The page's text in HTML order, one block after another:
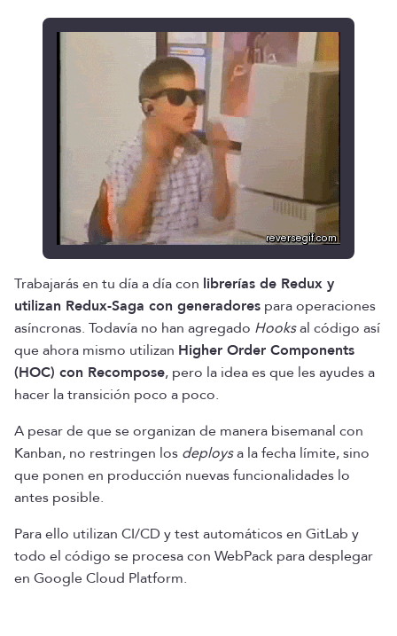
Trabajarás en tu día a día con librerías de Redux y
utilizan Redux-Saga con generadores para operaciones
asíncronas. Todavía no han agregado Hooksal código así
que ahora mismo utilizan Higher Order Components
(HOC) con Recompose, pero la idea es que les ayudes a
hacer la transición poco a poco.
A pesar de que se organizan de manera bisemanal con
Kanban, no restringen los deploysa la fecha límite, sino
que ponen en producción nuevas funcionalidades lo
antes posible.
Para ello utilizan CI/CD y test automáticos en GitLab y
todo el código se procesa con WebPack para desplegar
en Google Cloud Platform.